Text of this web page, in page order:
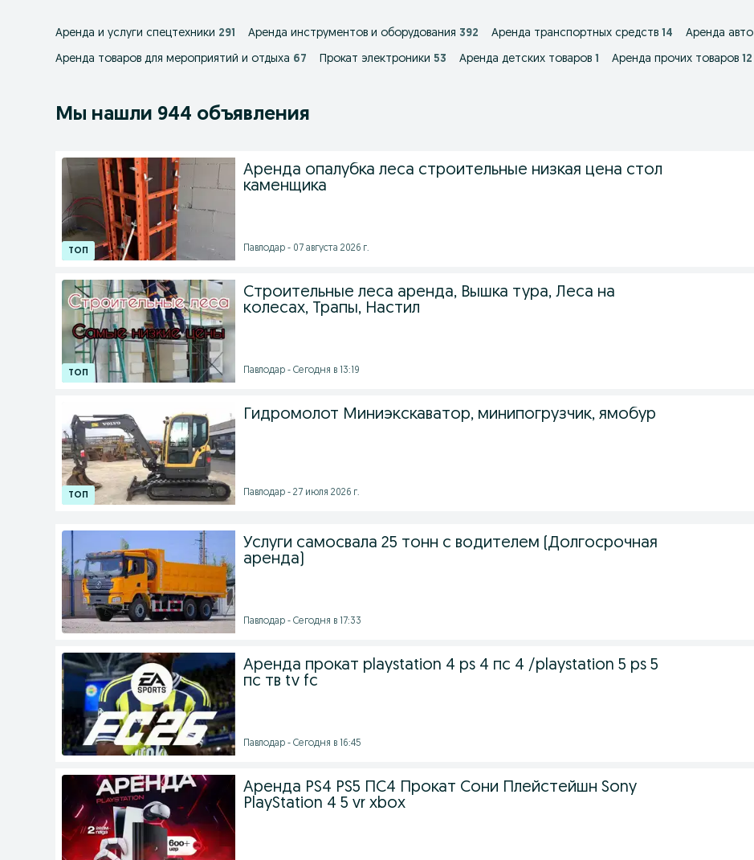
Аренда и услуги спецтехники 291 Аренда инструментов и оборудования 392 Аренда транспортных средств 14 Аренда авто
Аренда товаров для мероприятий и отдыха 67 Прокат электроники 53 Аренда детских товаров 1 Аренда прочих товаров 12
Мы нашли 944 объявления
Аренда опалубка леса строительные низкая цена стол
каменщика
Павлодар - 07 августа 2026 г.
Строительные леса аренда, Вышка тура, Леса на
колесах, Трапы, Настил
Павлодар - Сегодня в 13:19
Гидромолот Миниэкскаватор, минипогрузчик, ямобур
Павлодар - 27 июля 2026 г.
Услуги самосвала 25 тонн с водителем (Долгосрочная
аренда)
Павлодар - Сегодня в 17:33
Аренда прокат playstation 4 ps 4 пс 4 /playstation 5 ps 5
пс тв tv fc
Павлодар - Сегодня в 16:45
Аренда PS4 PS5 ПС4 Прокат Сони Плейстейшн Sony
PlayStation 4 5 vr xbox